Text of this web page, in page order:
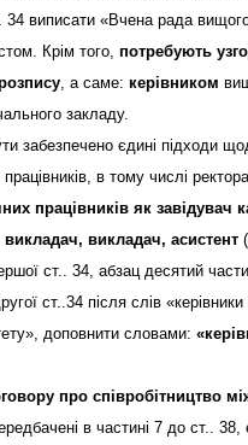
виписати «Вчена рада
Крім того, потребують
, а саме: керівником
закладу.
забезпечено єдині підходи
в тому числі
працівників як
викладач, асистент
ст.. 34, абзац десятий
ст..34 після слів «керівники
доповнити словами:
про співробітництво
в частині 7 до ст..